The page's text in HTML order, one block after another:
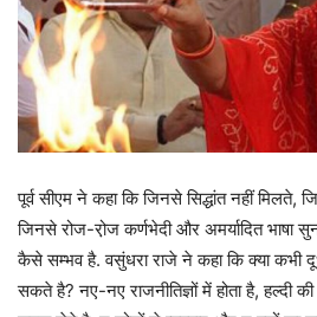
पूर्व सीएम ने कहा कि जिनसे सिद्धांत नहीं मिलते,
जिनसे रोज-रो़ज कर्णभेदी और अमर्यादित भाषा
कैसे सम्भव है. वसुंधरा राजे ने कहा कि क्या
सकते है? नए-नए राजनीतिज्ञों में होता है, हल्दी की